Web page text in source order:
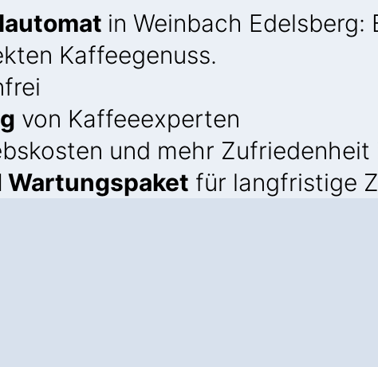
in Weinbach
Kaffeegenuss.
von Kaffeeexperten
und mehr
für langfristige